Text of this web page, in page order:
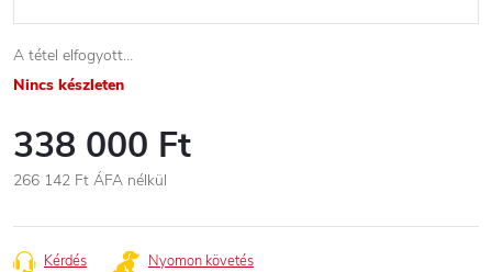
A tétel elfogyott…
Nincs készleten
338 000 Ft
266 142 Ft ÁFA nélkül
Kérdés Nyomon követés